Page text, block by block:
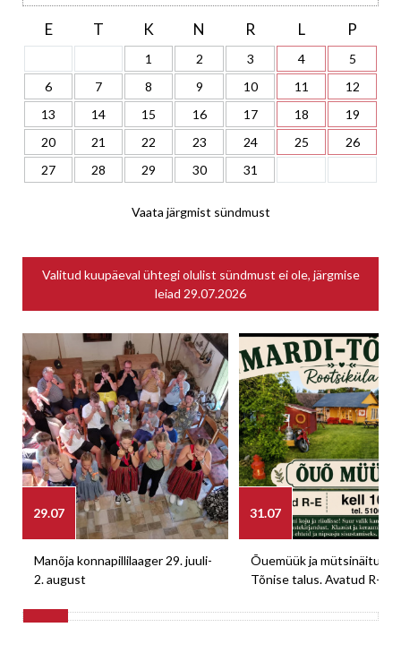
E T K N R L P
1 2 3 4
5
6
7 8 9 10 11
12
13
14 15 16 17 18
19
20
21 22 23 24 25
26
27
28 29 30 31
Vaata järgmist sündmust
Valitud kuupäeval ühtegi olulist sündmust ei ole, järgmise
leiad 29.07.2026
29.07
Manõja konnapillilaager 29. juuli-
2. august
31.07
Õuemüük ja mütsinäitus
Tõnise talus. Avatud R-E